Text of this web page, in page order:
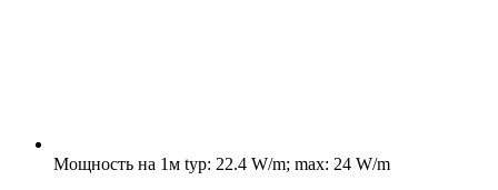
Мощность на 1м typ: 22.4 W/m; max: 24 W/m